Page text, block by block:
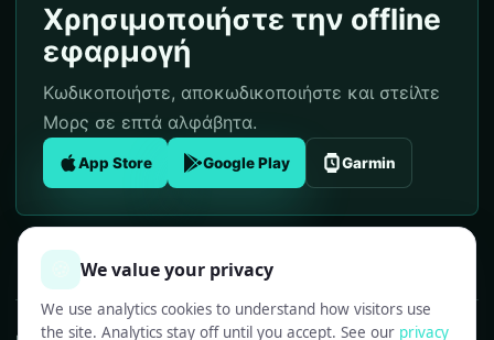
Χρησιμοποιήστε την offline
εφαρμογή
Κωδικοποιήστε, αποκωδικοποιήστε και στείλτε
Μορς σε επτά αλφάβητα.
App Store Google Play Garmin
We value your privacy
We use analytics cookies to understand how visitors use
the site. Analytics stay off until you accept. See our privacy